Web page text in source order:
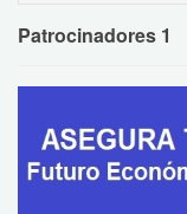
Patrocinadores 1